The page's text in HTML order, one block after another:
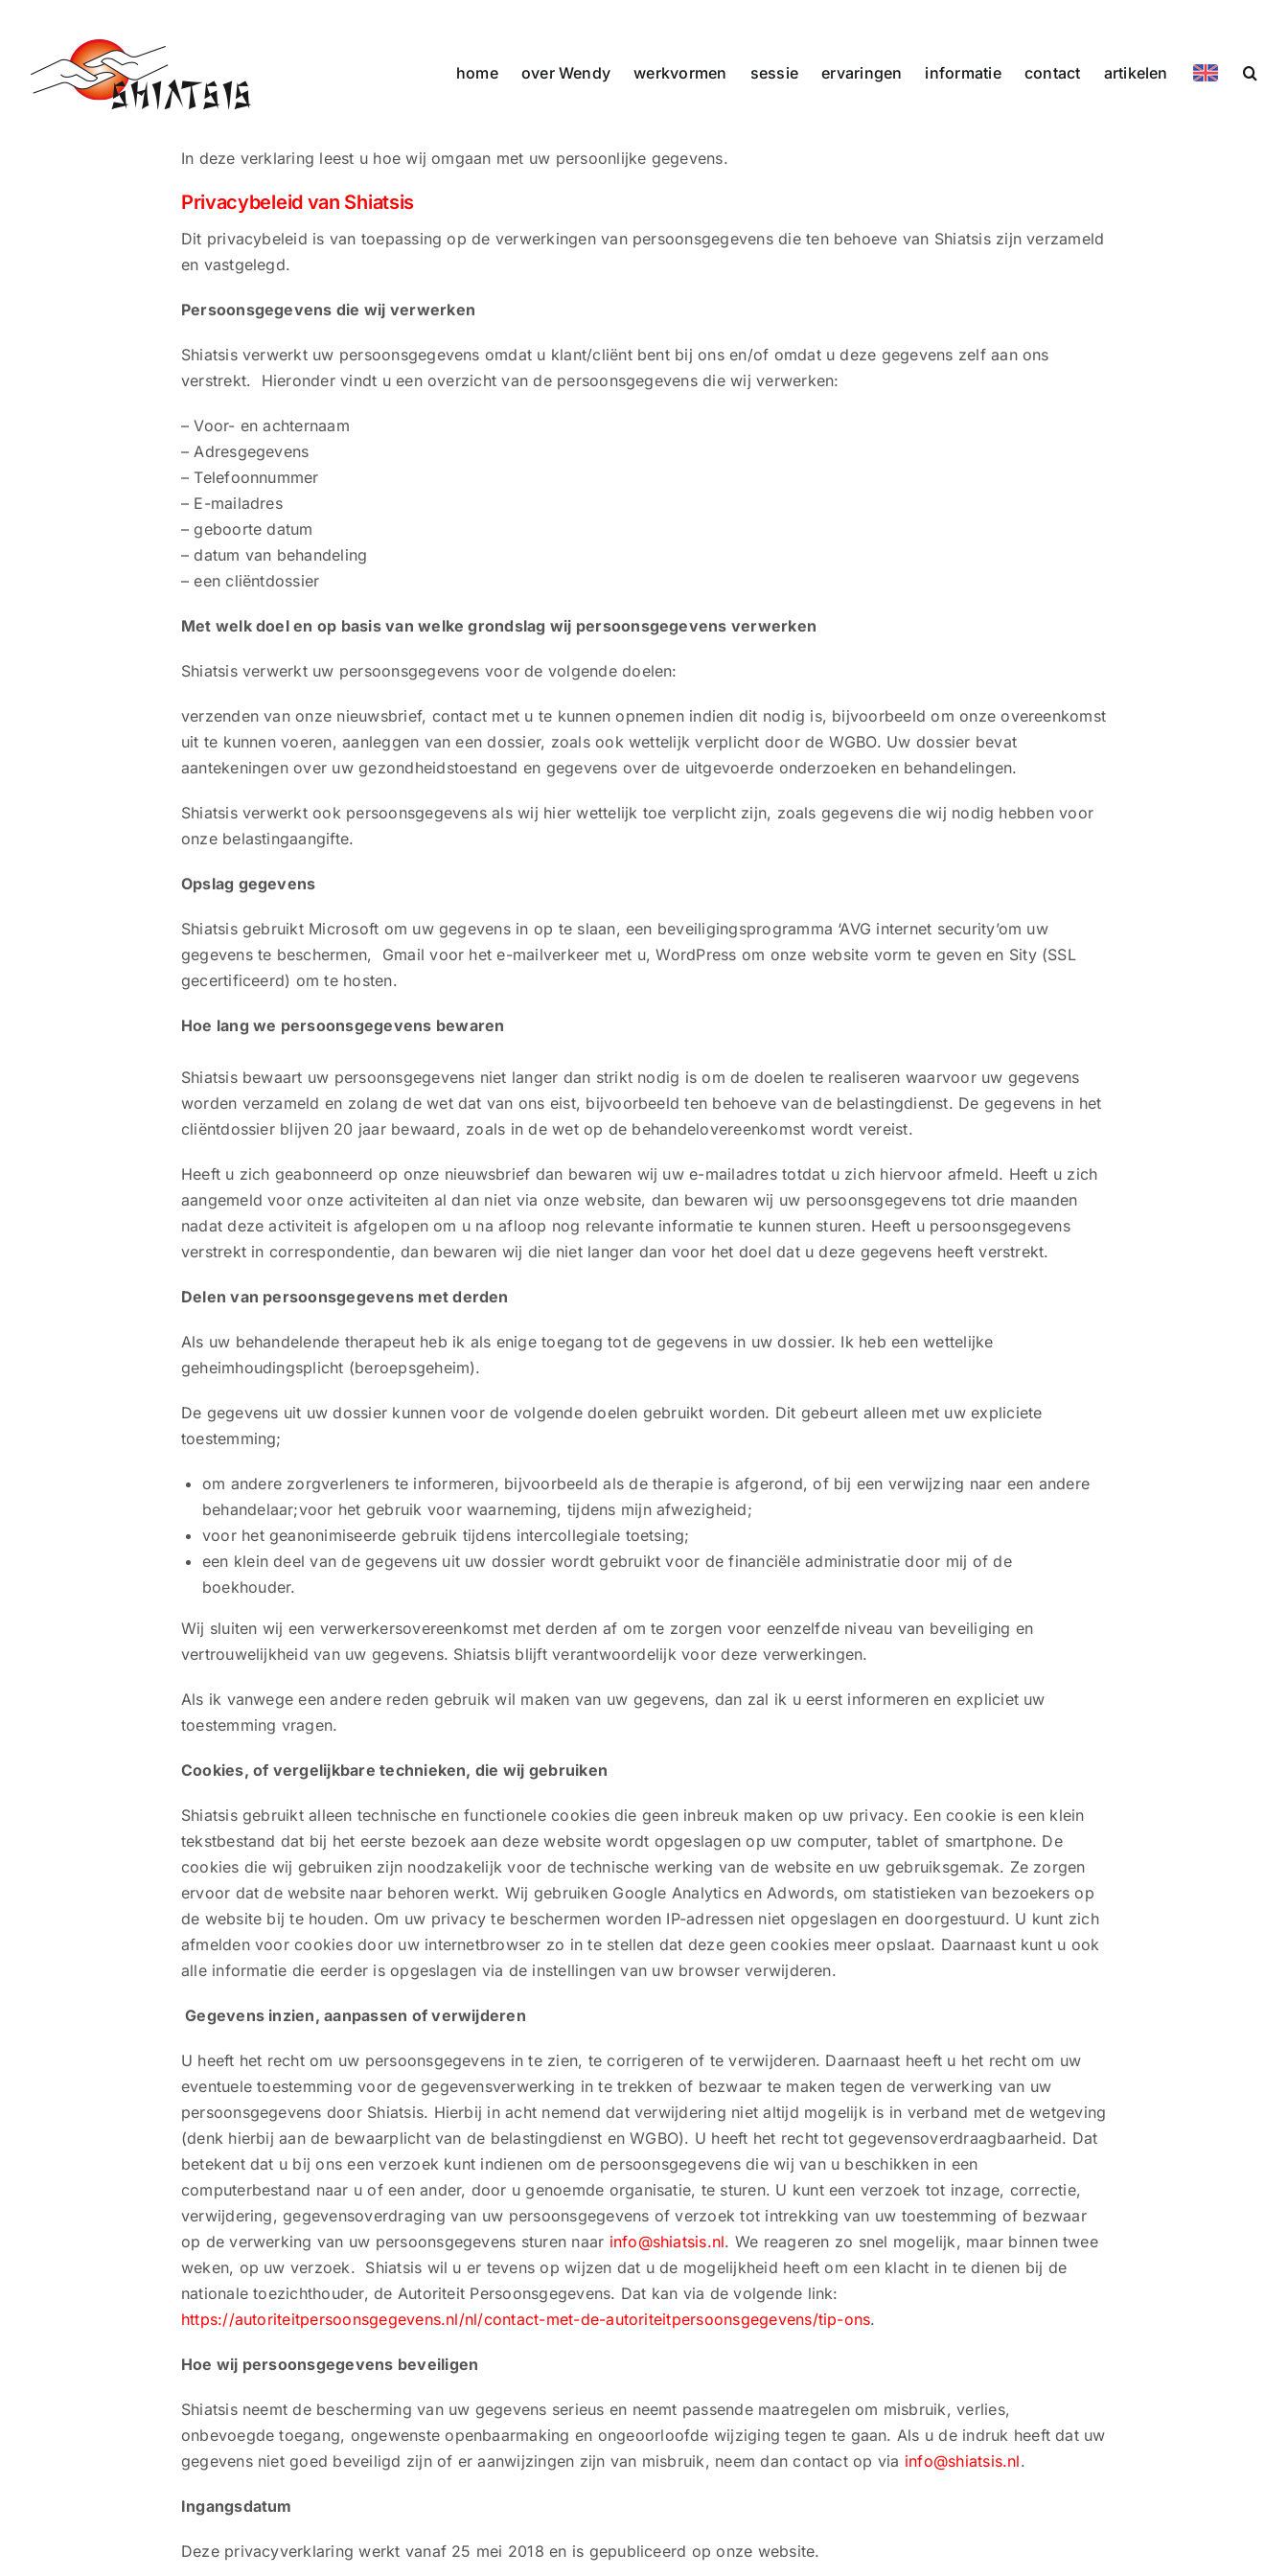
inhoud
home over Wendy werkvormen sessie ervaringen informatie contact artikelen
In deze verklaring leest u hoe wij omgaan met uw persoonlijke gegevens.
Privacybeleid van Shiatsis
Dit privacybeleid is van toepassing op de verwerkingen van persoonsgegevens die ten behoeve van Shiatsis zijn verzameld
en vastgelegd.
Persoonsgegevens die wij verwerken
Shiatsis verwerkt uw persoonsgegevens omdat u klant/cliënt bent bij ons en/of omdat u deze gegevens zelf aan ons
verstrekt. Hieronder vindt u een overzicht van de persoonsgegevens die wij verwerken:
– Voor- en achternaam
– Adresgegevens
– Telefoonnummer
– E-mailadres
– geboorte datum
– datum van behandeling
– een cliëntdossier
Met welk doel en op basis van welke grondslag wij persoonsgegevens verwerken
Shiatsis verwerkt uw persoonsgegevens voor de volgende doelen:
verzenden van onze nieuwsbrief, contact met u te kunnen opnemen indien dit nodig is, bijvoorbeeld om onze overeenkomst
uit te kunnen voeren, aanleggen van een dossier, zoals ook wettelijk verplicht door de WGBO. Uw dossier bevat
aantekeningen over uw gezondheidstoestand en gegevens over de uitgevoerde onderzoeken en behandelingen.
Shiatsis verwerkt ook persoonsgegevens als wij hier wettelijk toe verplicht zijn, zoals gegevens die wij nodig hebben voor
onze belastingaangifte.
Opslag gegevens
Shiatsis gebruikt Microsoft om uw gegevens in op te slaan, een beveiligingsprogramma ‘AVG internet security’om uw
gegevens te beschermen, Gmail voor het e-mailverkeer met u, WordPress om onze website vorm te geven en Sity (SSL
gecertificeerd) om te hosten.
Hoe lang we persoonsgegevens bewaren
Shiatsis bewaart uw persoonsgegevens niet langer dan strikt nodig is om de doelen te realiseren waarvoor uw gegevens
worden verzameld en zolang de wet dat van ons eist, bijvoorbeeld ten behoeve van de belastingdienst. De gegevens in het
cliëntdossier blijven 20 jaar bewaard, zoals in de wet op de behandelovereenkomst wordt vereist.
Heeft u zich geabonneerd op onze nieuwsbrief dan bewaren wij uw e-mailadres totdat u zich hiervoor afmeld. Heeft u zich
aangemeld voor onze activiteiten al dan niet via onze website, dan bewaren wij uw persoonsgegevens tot drie maanden
nadat deze activiteit is afgelopen om u na afloop nog relevante informatie te kunnen sturen. Heeft u persoonsgegevens
verstrekt in correspondentie, dan bewaren wij die niet langer dan voor het doel dat u deze gegevens heeft verstrekt.
Delen van persoonsgegevens met derden
Als uw behandelende therapeut heb ik als enige toegang tot de gegevens in uw dossier. Ik heb een wettelijke
geheimhoudingsplicht (beroepsgeheim).
De gegevens uit uw dossier kunnen voor de volgende doelen gebruikt worden. Dit gebeurt alleen met uw expliciete
toestemming;
om andere zorgverleners te informeren, bijvoorbeeld als de therapie is afgerond, of bij een verwijzing naar een andere
behandelaar;voor het gebruik voor waarneming, tijdens mijn afwezigheid;
voor het geanonimiseerde gebruik tijdens intercollegiale toetsing;
een klein deel van de gegevens uit uw dossier wordt gebruikt voor de financiële administratie door mij of de
boekhouder.
Wij sluiten wij een verwerkersovereenkomst met derden af om te zorgen voor eenzelfde niveau van beveiliging en
vertrouwelijkheid van uw gegevens. Shiatsis blijft verantwoordelijk voor deze verwerkingen.
Als ik vanwege een andere reden gebruik wil maken van uw gegevens, dan zal ik u eerst informeren en expliciet uw
toestemming vragen.
Cookies, of vergelijkbare technieken, die wij gebruiken
Shiatsis gebruikt alleen technische en functionele cookies die geen inbreuk maken op uw privacy. Een cookie is een klein
tekstbestand dat bij het eerste bezoek aan deze website wordt opgeslagen op uw computer, tablet of smartphone. De
cookies die wij gebruiken zijn noodzakelijk voor de technische werking van de website en uw gebruiksgemak. Ze zorgen
ervoor dat de website naar behoren werkt. Wij gebruiken Google Analytics en Adwords, om statistieken van bezoekers op
de website bij te houden. Om uw privacy te beschermen worden IP-adressen niet opgeslagen en doorgestuurd. U kunt zich
afmelden voor cookies door uw internetbrowser zo in te stellen dat deze geen cookies meer opslaat. Daarnaast kunt u ook
alle informatie die eerder is opgeslagen via de instellingen van uw browser verwijderen.
Gegevens inzien, aanpassen of verwijderen
U heeft het recht om uw persoonsgegevens in te zien, te corrigeren of te verwijderen. Daarnaast heeft u het recht om uw
eventuele toestemming voor de gegevensverwerking in te trekken of bezwaar te maken tegen de verwerking van uw
persoonsgegevens door Shiatsis. Hierbij in acht nemend dat verwijdering niet altijd mogelijk is in verband met de wetgeving
(denk hierbij aan de bewaarplicht van de belastingdienst en WGBO). U heeft het recht tot gegevensoverdraagbaarheid. Dat
betekent dat u bij ons een verzoek kunt indienen om de persoonsgegevens die wij van u beschikken in een
computerbestand naar u of een ander, door u genoemde organisatie, te sturen. U kunt een verzoek tot inzage, correctie,
verwijdering, gegevensoverdraging van uw persoonsgegevens of verzoek tot intrekking van uw toestemming of bezwaar
op de verwerking van uw persoonsgegevens sturen naar info@shiatsis.nl. We reageren zo snel mogelijk, maar binnen twee
weken, op uw verzoek. Shiatsis wil u er tevens op wijzen dat u de mogelijkheid heeft om een klacht in te dienen bij de
nationale toezichthouder, de Autoriteit Persoonsgegevens. Dat kan via de volgende link:
https://autoriteitpersoonsgegevens.nl/nl/contact-met-de-autoriteitpersoonsgegevens/tip-ons.
Hoe wij persoonsgegevens beveiligen
Shiatsis neemt de bescherming van uw gegevens serieus en neemt passende maatregelen om misbruik, verlies,
onbevoegde toegang, ongewenste openbaarmaking en ongeoorloofde wijziging tegen te gaan. Als u de indruk heeft dat uw
gegevens niet goed beveiligd zijn of er aanwijzingen zijn van misbruik, neem dan contact op via info@shiatsis.nl.
Ingangsdatum
Deze privacyverklaring werkt vanaf 25 mei 2018 en is gepubliceerd op onze website.